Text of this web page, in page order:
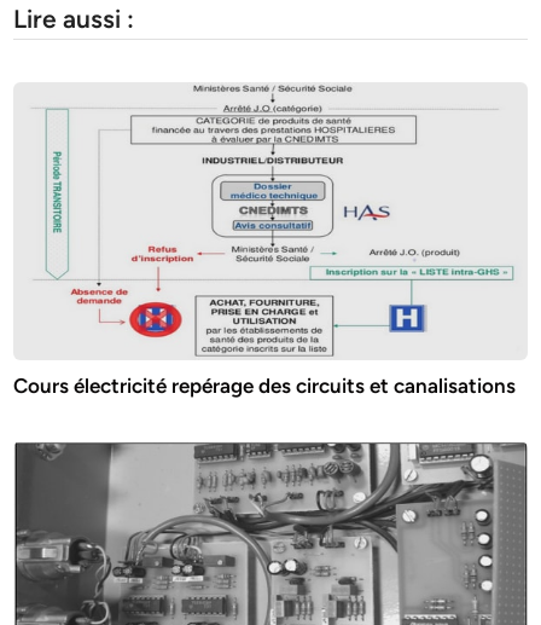
Lire aussi :
Cours électricité repérage des circuits et canalisations